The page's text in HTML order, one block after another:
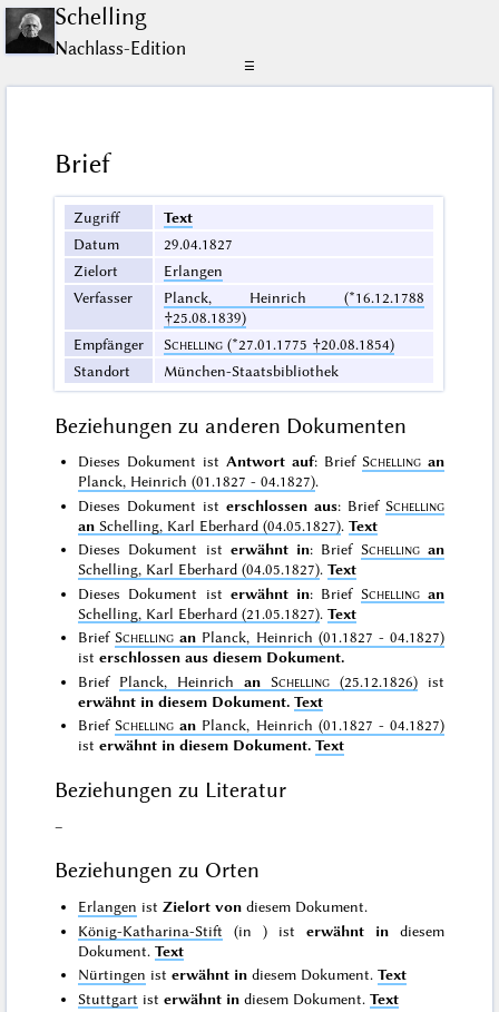
Schelling
Nachlass-Edition
☰
Brief
Zugriff
Text
Datum
29.04.1827
Zielort
Erlangen
Verfasser
Planck, Heinrich (*16.12.1788
†25.08.1839)
Empfänger
Schelling (*27.01.1775 †20.08.1854)
Standort
München-Staatsbibliothek
Beziehungen zu anderen Dokumenten
Dieses Dokument istAntwort auf: Brief Schelling an
Planck, Heinrich (01.1827 - 04.1827).
Dieses Dokument ist erschlossen aus: Brief Schelling
an Schelling, Karl Eberhard (04.05.1827).Text
Dieses Dokument ist erwähnt in: Brief Schelling an
Schelling, Karl Eberhard (04.05.1827).Text
Dieses Dokument ist erwähnt in: Brief Schelling an
Schelling, Karl Eberhard (21.05.1827).Text
BriefSchelling an Planck, Heinrich (01.1827 - 04.1827)
isterschlossen aus diesem Dokument.
Brief Planck, Heinrichan Schelling(25.12.1826)ist
erwähnt in diesem Dokument. Text
BriefSchelling an Planck, Heinrich (01.1827 - 04.1827)
isterwähnt in diesem Dokument. Text
Beziehungen zu Literatur
–
Beziehungen zu Orten
Erlangen istZielort von diesem Dokument.
König-Katharina-Stift (in) ist erwähnt indiesem
Dokument.Text
Nürtingen isterwähnt in diesem Dokument.Text
Stuttgart isterwähnt in diesem Dokument.Text